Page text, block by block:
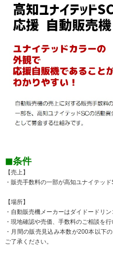
◼︎条件
【売上】
・販売手数料の一部が高知ユナイテッ
【場所】
・自動販売機メーカーはダイドードリン
・現地確認や売価、手数料のご相談を行
・月間の販売見込み本数が200本以下
ご了承ください。